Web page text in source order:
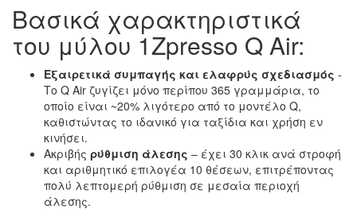
Βασικά χαρακτηριστικά
του μύλου 1Zpresso Q Air:
Εξαιρετικά συμπαγής και ελαφρύς σχεδιασμός -
Το Q Air ζυγίζει μόνο περίπου 365 γραμμάρια, το
οποίο είναι ~20% λιγότερο από το μοντέλο Q,
καθιστώντας το ιδανικό για ταξίδια και χρήση εν
κινήσει.
Ακριβής ρύθμιση άλεσης – έχει 30 κλικ ανά στροφή
και αριθμητικό επιλογέα 10 θέσεων, επιτρέποντας
πολύ λεπτομερή ρύθμιση σε μεσαία περιοχή
άλεσης.